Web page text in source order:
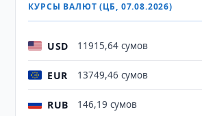
КУРСЫ ВАЛЮТ (ЦБ, 07.08.2026)
USD 11915,64 сумов
EUR 13749,46 сумов
RUB 146,19 сумов